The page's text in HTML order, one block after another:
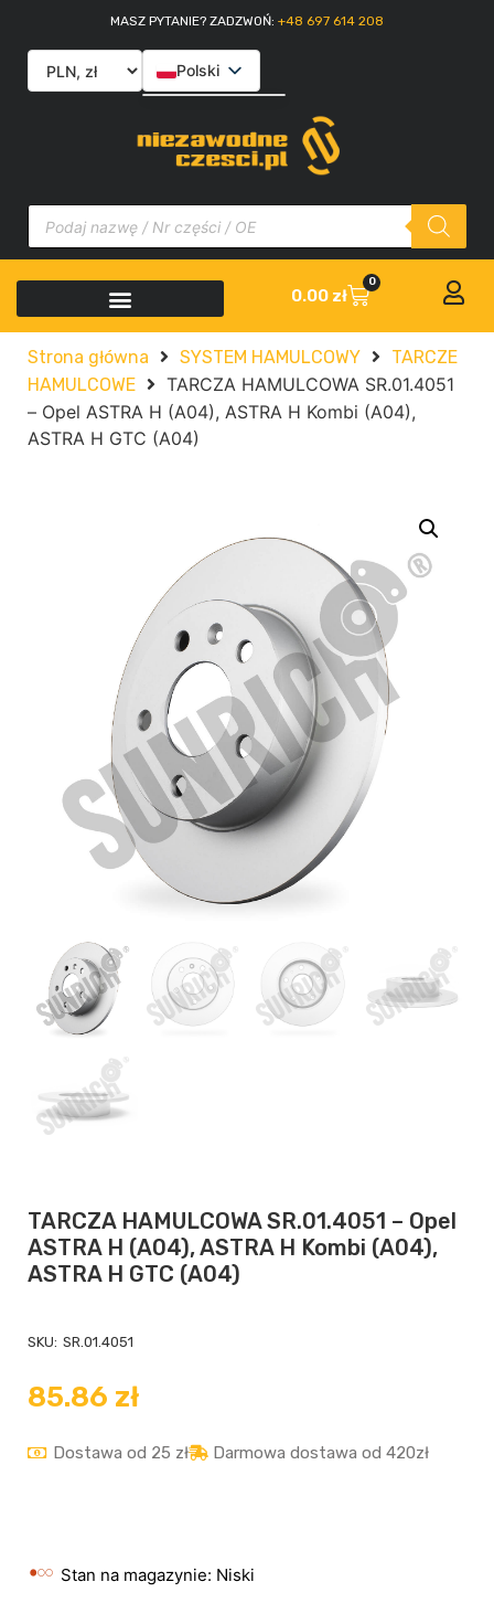
MASZ PYTANIE? ZADZWOŃ: +48 697 614 208
Polski
Slovenčina
0.00 zł
0
Strona główna SYSTEM HAMULCOWY
TARCZE
HAMULCOWE
TARCZA HAMULCOWA SR.01.4051
– Opel ASTRA H (A04), ASTRA H Kombi (A04),
ASTRA H GTC (A04)
TARCZA HAMULCOWA SR.01.4051 – Opel
ASTRA H (A04), ASTRA H Kombi (A04),
ASTRA H GTC (A04)
SKU: SR.01.4051
85.86 zł
Dostawa od 25 zł Darmowa dostawa od 420zł
Stan na magazynie: Niski